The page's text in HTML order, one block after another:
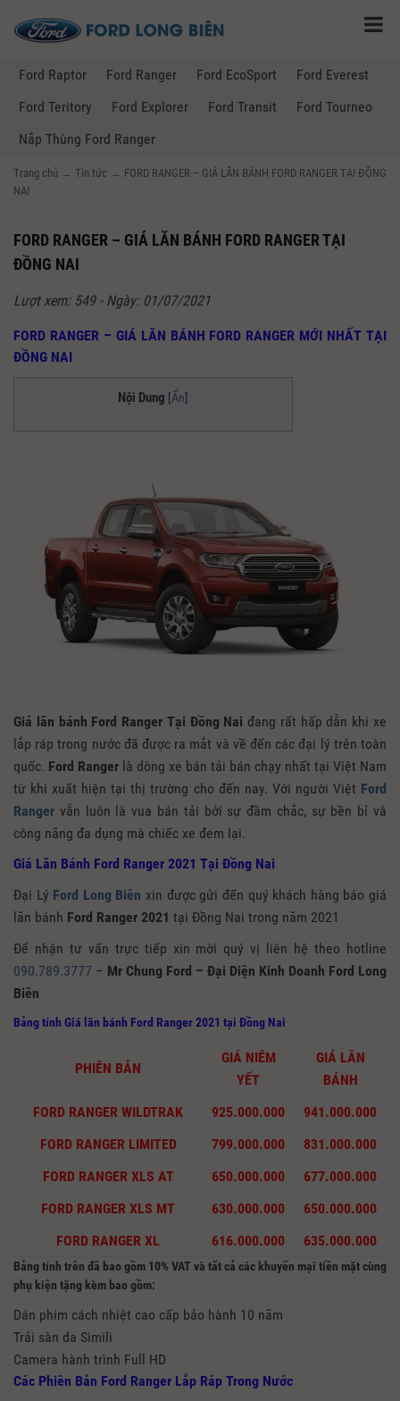
Ford Raptor Ford Ranger Ford EcoSport
Ford Everest
Ford Teritory
Ford Explorer Ford Transit
Ford Tourneo
Nắp Thùng Ford Ranger
Trang chủ → Tin tức → FORD RANGER – GIÁ LĂN BÁNH FORD RANGER TẠI ĐỒNG
NAI
FORD RANGER – GIÁ LĂN BÁNH FORD RANGER TẠI
ĐỒNG NAI
Lượt xem: 549 - Ngày: 01/07/2021
FORD RANGER – GIÁ LĂN BÁNH FORD RANGER MỚI NHẤT TẠI
ĐỒNG NAI
Nội Dung [Ẩn]
Giá lăn bánh Ford Ranger Tại Đồng Nai đang rất hấp dẫn khi xe
lắp ráp trong nước đã được ra mắt và về đến các đại lý trên toàn
quốc. Ford Ranger là dòng xe bán tải bán chạy nhất tại Việt Nam
từ khi xuất hiện tại thị trường cho đến nay. Với người Việt Ford
Ranger vẫn luôn là vua bán tải bởi sự đầm chắc, sự bền bỉ và
công năng đa dụng mà chiếc xe đem lại.
Giá Lăn Bánh Ford Ranger 2021 Tại Đồng Nai
Đại Lý Ford Long Biên xin được gửi đến quý khách hàng báo giá
lăn bánh Ford Ranger 2021 tại Đồng Nai trong năm 2021
Để nhận tư vấn trực tiếp xin mời quý vị liên hệ theo hotline
090.789.3777 – Mr Chung Ford – Đại Diện Kinh Doanh Ford Long
Biên
Bảng tính Giá lăn bánh Ford Ranger 2021 tại Đồng Nai
PHIÊN BẢN
GIÁ NIÊM
YẾT
GIÁ LĂN
BÁNH
FORD RANGER WILDTRAK
925.000.000
941.000.000
FORD RANGER LIMITED
799.000.000
831.000.000
FORD RANGER XLS AT
650.000.000
677.000.000
FORD RANGER XLS MT
630.000.000
650.000.000
FORD RANGER XL
616.000.000 635.000.000
Bảng tính trên đã bao gồm 10% VAT và tất cả các khuyến mại tiền mặt cùng
phụ kiện tặng kèm bao gồm:
Dán phim cách nhiệt cao cấp bảo hành 10 năm
Trải sàn da Simili
Camera hành trình Full HD
Các Phiên Bản Ford Ranger Lắp Ráp Trong Nước